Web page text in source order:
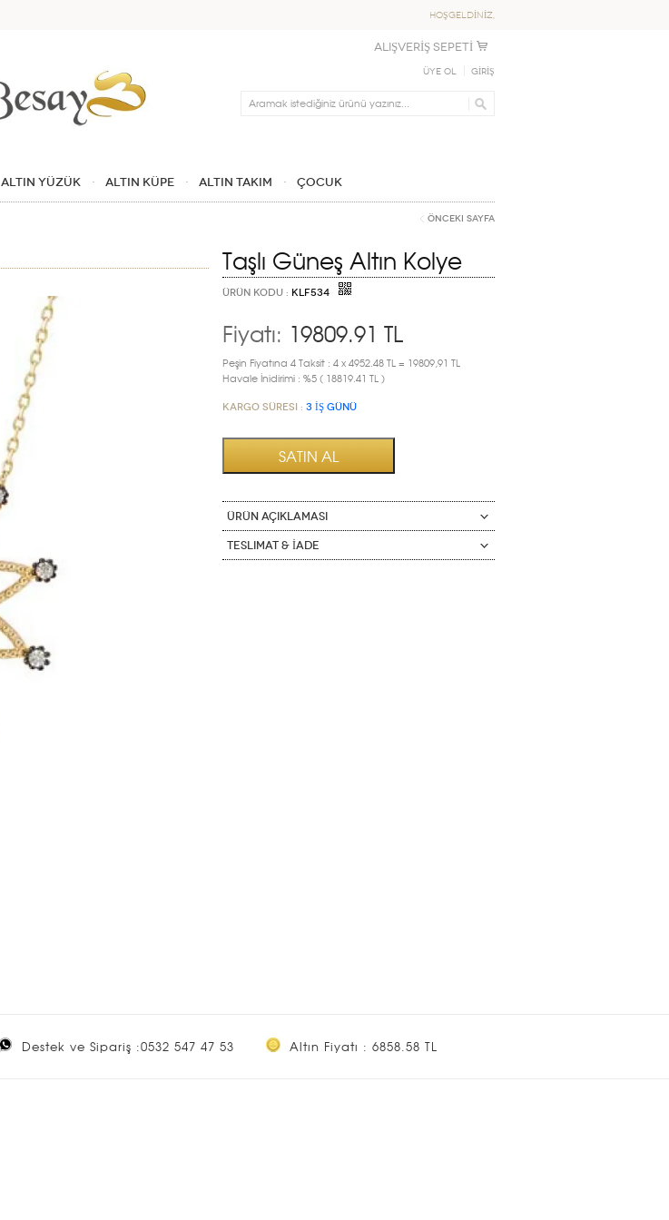
HOŞGELDİNİZ,
ALIŞVERİŞ SEPETİ
Üye Ol GİRİŞ
Ara
ALTIN YÜZÜK ALTIN KÜPE ALTIN TAKIM ÇOCUK
Önceki Sayfa
Taşlı Güneş Altın Kolye
ÜRÜN KODU : KLF534
Fiyatı: 19809.91 TL
Peşin Fiyatına 4 Taksit : 4 x 4952.48 TL = 19809,91 TL
Havale İnidirimi : %5 ( 18819.41 TL )
Kargo Süresi : 3 İŞ GÜNÜ
ÜRÜN AÇIKLAMASI
Teslimat & İade
Destek ve Sipariş :0532 547 47 53 Altın Fiyatı : 6858.58 TL